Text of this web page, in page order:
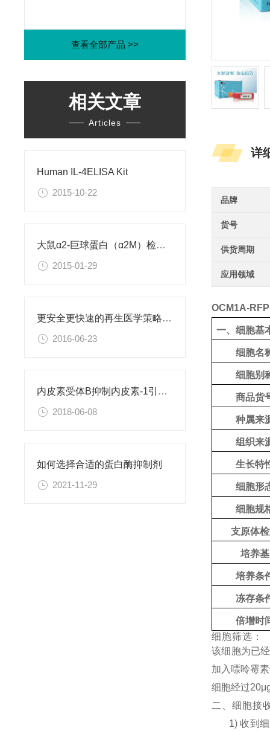
查看全部产品 >>
相关文章
Articles
Human IL-4ELISA Kit
2015-10-22
大鼠α2-巨球蛋白（α2M）检测试剂盒
2015-01-29
更安全更快速的再生医学策略：利用直接重编程改变细胞身份
2016-06-23
内皮素受体B抑制内皮素-1引起的肝星状细胞活化
2018-06-08
如何选择合适的蛋白酶抑制剂
2021-11-29
详
品牌
货号
供货周期
应用领域
OCM1A-
一、细胞基
细胞名
细胞别
商品货
种属来
组织来
生长特
细胞形
细胞规
支原体
培养基
培养条
冻存条
倍增时
细胞筛选：
该细胞为已
加入嘌呤霉
细胞经过
二、细胞接
1) 收到